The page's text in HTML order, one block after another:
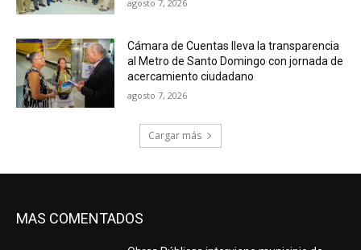
agosto 7, 2026
Cámara de Cuentas lleva la transparencia
al Metro de Santo Domingo con jornada de
acercamiento ciudadano
agosto 7, 2026
Cargar más
MAS COMENTADOS